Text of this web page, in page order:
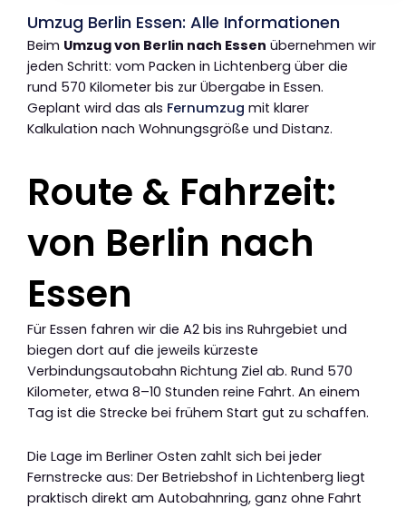
Umzug Berlin Essen: Alle Informationen
Beim Umzug von Berlin nach Essen übernehmen wir
jeden Schritt: vom Packen in Lichtenberg über die
rund 570 Kilometer bis zur Übergabe in Essen.
Geplant wird das als Fernumzug mit klarer
Kalkulation nach Wohnungsgröße und Distanz.
Route & Fahrzeit:
von Berlin nach
Essen
Für Essen fahren wir die A2 bis ins Ruhrgebiet und
biegen dort auf die jeweils kürzeste
Verbindungsautobahn Richtung Ziel ab. Rund 570
Kilometer, etwa 8–10 Stunden reine Fahrt. An einem
Tag ist die Strecke bei frühem Start gut zu schaffen.
Die Lage im Berliner Osten zahlt sich bei jeder
Fernstrecke aus: Der Betriebshof in Lichtenberg liegt
praktisch direkt am Autobahnring, ganz ohne Fahrt